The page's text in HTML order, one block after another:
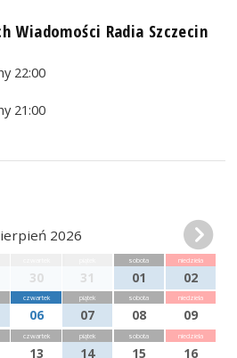
Wiadomości Radia Szczecin
22:00
21:00
2026
30 31
sobota
01
niedziela
02
czwartek
06
piątek
07
sobota
08
niedziela
09
czwartek
13
piątek
14
sobota
15
niedziela
16